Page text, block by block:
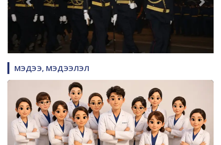
50 ЖИЛИЙН ОЙН БАЯРЫН МЭНДИЙГ
ӨРГӨН ДЭВШҮҮЛЬЕ
МЭДЭЭ, МЭДЭЭЛЭЛ